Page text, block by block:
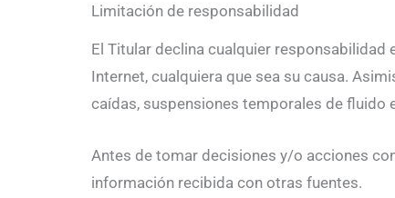
Limitación de responsabilidad
El Titular declina cualquier
Internet, cualquiera que sea su causa.
caídas, suspensiones temporales de fluido
Antes de tomar decisiones y/o acciones
información recibida con otras fuentes.